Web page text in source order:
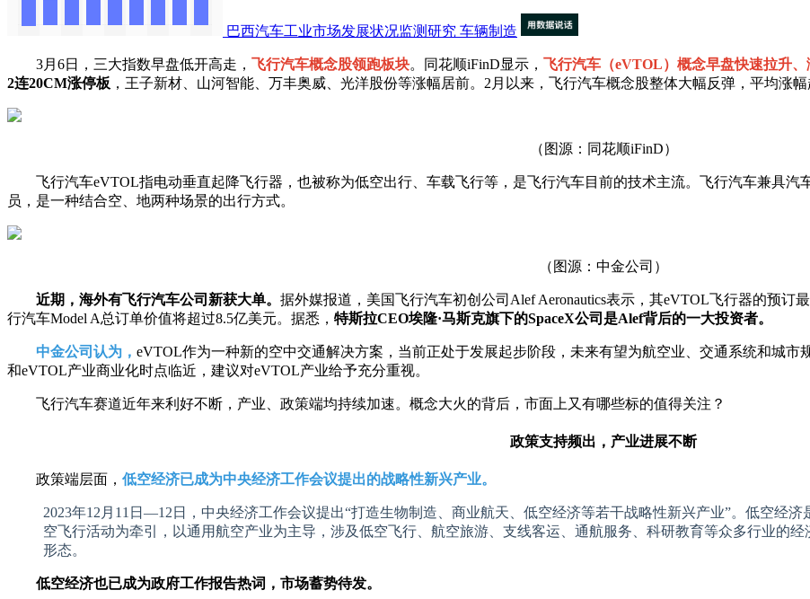
巴西汽车工业市场发展状况监测研究 车辆制造
3月6日，三大指数早盘低开高走， 飞行汽车概念股领跑板块。同花顺iFinD显示， 飞行汽车（eVTOL）概念早盘快速拉升、
2连20CM涨停板 ，王子新材、山河智能、万丰奥威、光洋股份等涨幅居前。2月以来，飞行汽车概念股整体大幅反弹，平均涨幅
（图源：同花顺iFinD）
飞行汽车eVTOL指电动垂直起降飞行器，也被称为低空出行、车载飞行等，是飞行汽车目前的技术主流。飞行汽车兼具汽
员，是一种结合空、地两种场景的出行方式。
（图源：中金公司）
近期，海外有飞行汽车公司新获大单。 据外媒报道，美国飞行汽车初创公司Alef Aeronautics表示，其eVTOL飞行器的预订
行汽车Model A总订单价值将超过8.5亿美元。据悉， 特斯拉CEO埃隆·马斯克旗下的SpaceX公司是Alef背后的一大投资者。
中金公司认为， eVTOL作为一种新的空中交通解决方案，当前正处于发展起步阶段，未来有望为航空业、交通系统和城
和eVTOL产业商业化时点临近，建议对eVTOL产业给予充分重视。
飞行汽车赛道近年来利好不断，产业、政策端均持续加速。概念大火的背后，市面上又有哪些标的值得关注？
政策支持频出，产业进展不断
政策端层面， 低空经济已成为中央经济工作会议提出的战略性新兴产业。
2023年12月11日—12日，中央经济工作会议提出“打造生物制造、商业航天、低空经济等若干战略性新兴产业”。低空经
空飞行活动为牵引，以通用航空产业为主导，涉及低空飞行、航空旅游、支线客运、通航服务、科研教育等众多行业的
形态。
低空经济也已成为政府工作报告热词，市场蓄势待发。